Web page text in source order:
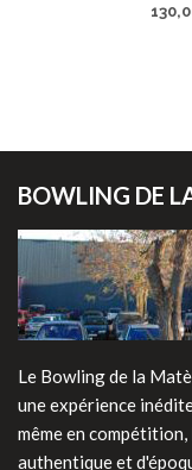
BOWLING DE
Le Bowling de la
une expérience
même en
authentique et